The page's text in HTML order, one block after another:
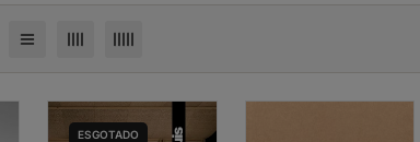
ESGOTADO